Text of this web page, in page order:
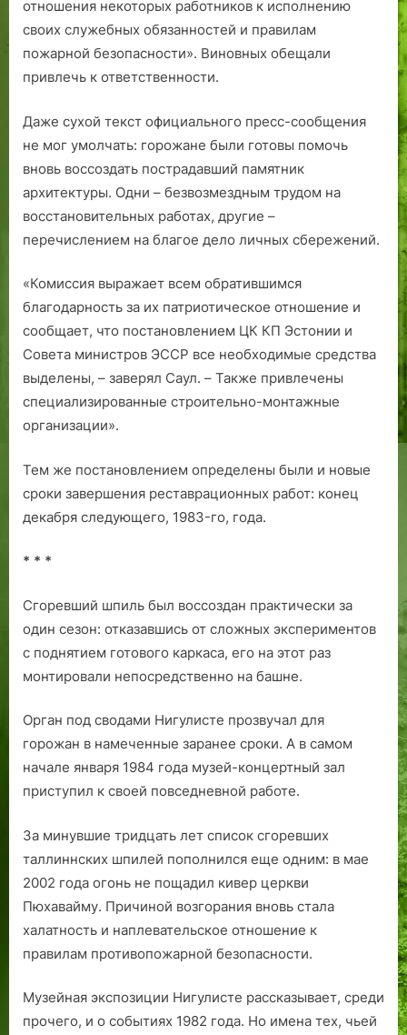
отношения некоторых работников к исполнению
своих служебных обязанностей и правилам
пожарной безопасности». Виновных обещали
привлечь к ответственности.
Даже сухой текст официального пресс-сообщения
не мог умолчать: горожане были готовы помочь
вновь воссоздать пострадавший памятник
архитектуры. Одни – безвозмездным трудом на
восстановительных работах, другие –
перечислением на благое дело личных сбережений.
«Комиссия выражает всем обратившимся
благодарность за их патриотическое отношение и
сообщает, что постановлением ЦК КП Эстонии и
Совета министров ЭССР все необходимые средства
выделены, – заверял Саул. – Также привлечены
специализированные строительно-монтажные
организации».
Тем же постановлением определены были и новые
сроки завершения реставрационных работ: конец
декабря следующего, 1983-го, года.
* * *
Сгоревший шпиль был воссоздан практически за
один сезон: отказавшись от сложных экспериментов
с поднятием готового каркаса, его на этот раз
монтировали непосредственно на башне.
Орган под сводами Нигулисте прозвучал для
горожан в намеченные заранее сроки. А в самом
начале января 1984 года музей-концертный зал
приступил к своей повседневной работе.
За минувшие тридцать лет список сгоревших
таллиннских шпилей пополнился еще одним: в мае
2002 года огонь не пощадил кивер церкви
Пюхавайму. Причиной возгорания вновь стала
халатность и наплевательское отношение к
правилам противопожарной безопасности.
Музейная экспозиции Нигулисте рассказывает, среди
прочего, и о событиях 1982 года. Но имена тех, чьей